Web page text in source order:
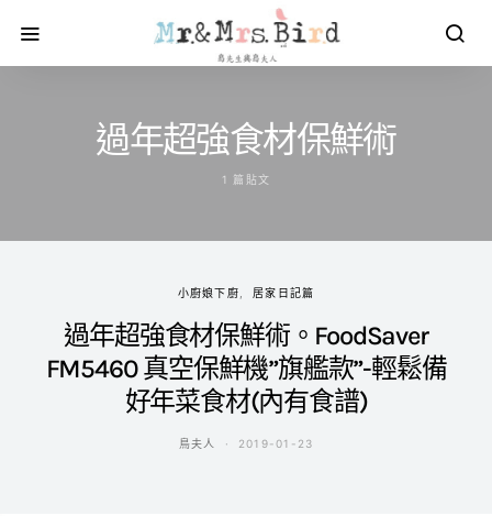
過年超強食材保鮮術
1 篇貼文
小廚娘下廚 居家日記篇
過年超強食材保鮮術。FoodSaver
FM5460 真空保鮮機”旗艦款”-輕鬆備
好年菜食材(內有食譜)
鳥夫人 2019-01-23